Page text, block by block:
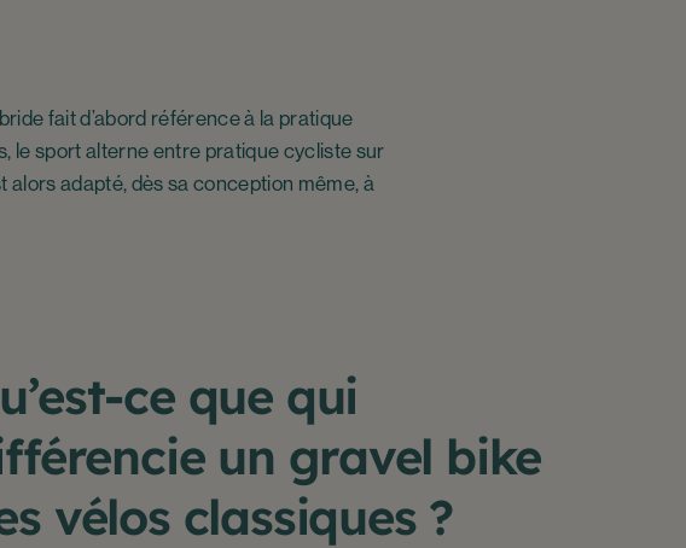
fait d’abord référence à la pratique
le sport alterne entre pratique cycliste sur
alors adapté, dès sa conception même, à
ce que qui
un gravel bike
vélos classiques ?